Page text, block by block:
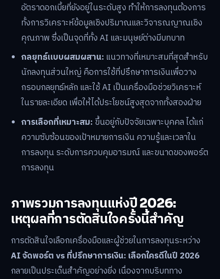
อัตราดอกเบี้ยที่ยังอยู่ในระดับสูง ทำให้การลงทุนต้องการ
ทั้งการวิเคราะห์ข้อมูลเชิงปริมาณและวิจารณญาณเชิง
คุณภาพ ซึ่งเป็นจุดที่ทั้ง AI และมนุษย์ต่างมีบทบาท
กลยุทธ์แบบผสมผสาน: แนวทางที่เหมาะสมที่สุดสำหรับ
นักลงทุนส่วนใหญ่ คือการใช้ที่ปรึกษาการเงินเพื่อวาง
กรอบกลยุทธ์หลัก และใช้ AI เป็นเครื่องมือช่วยวิเคราะห์
ในรายละเอียด เพื่อให้ได้ประโยชน์สูงสุดจากทั้งสองฝ่าย
การเลือกที่เหมาะสม: ขึ้นอยู่กับปัจจัยเฉพาะบุคคล ได้แก่
ความซับซ้อนของเป้าหมายการเงิน ความรู้และเวลาใน
การลงทุน ระดับการควบคุมอารมณ์ และขนาดของพอร์ต
การลงทุน
ภาพรวมการลงทุนแห่งปี 2026:
เหตุผลที่การตัดสินใจครั้งนี้สำคัญ
การตัดสินใจเลือกเครื่องมือและผู้ช่วยในการลงทุนระหว่าง
AI จัดพอร์ต vs ที่ปรึกษาการเงิน: เลือกใครดีในปี 2026
กลายเป็นประเด็นสำคัญอย่างยิ่ง เนื่องจากบริบททาง